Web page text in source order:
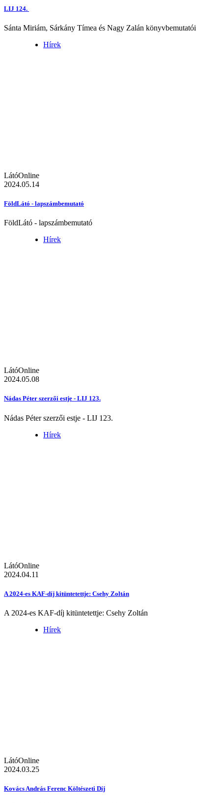
LIJ 124.
Sánta Miriám, Sárkány Tímea és Nagy Zalán könyvbemutatói
Hírek
LátóOnline
2024.05.14
FöldLátó - lapszámbemutató
FöldLátó - lapszámbemutató
Hírek
LátóOnline
2024.05.08
Nádas Péter szerzői estje - LIJ 123.
Nádas Péter szerzői estje - LIJ 123.
Hírek
LátóOnline
2024.04.11
A 2024-es KAF-díj kitüntetettje: Csehy Zoltán
A 2024-es KAF-díj kitüntetettje: Csehy Zoltán
Hírek
LátóOnline
2024.03.25
Kovács András Ferenc Költészeti Díj